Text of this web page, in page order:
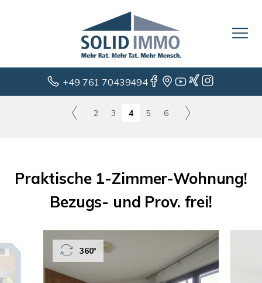
+49 761 70439494
2 3 4 5 6
Praktische 1-Zimmer-Wohnung!
Bezugs- und Prov. frei!
360°